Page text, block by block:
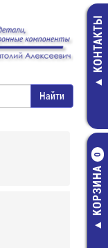
КОНТАКТЫ
КОРЗИНА
0